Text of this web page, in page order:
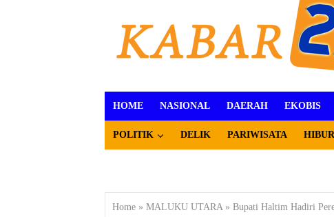
HOME NASIONAL DAERAH EKOBIS
POLITIK DELIK PARIWISATA
Home » MALUKU UTARA» Bupati Haltim Hadiri